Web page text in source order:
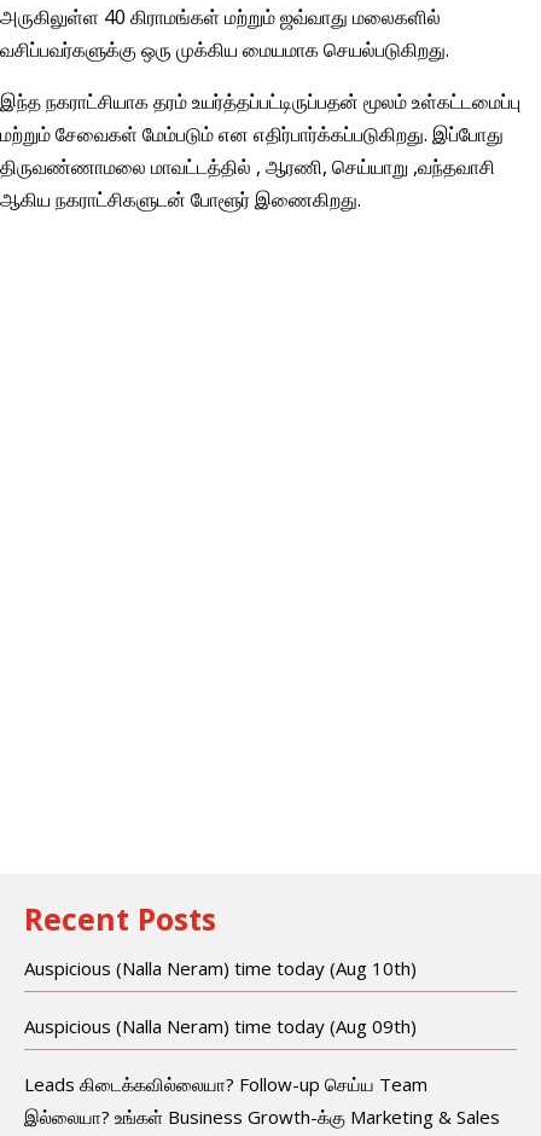
அருகிலுள்ள 40 கிராமங்கள் மற்றும் ஜவ்வாது மலைகளில்
வசிப்பவர்களுக்கு ஒரு முக்கிய மையமாக செயல்படுகிறது.
இந்த நகராட்சியாக தரம் உயர்த்தப்பட்டிருப்பதன் மூலம் உள்கட்டமைப்பு
மற்றும் சேவைகள் மேம்படும் என எதிர்பார்க்கப்படுகிறது. இப்போது
திருவண்ணாமலை மாவட்டத்தில் , ஆரணி, செய்யாறு ,வந்தவாசி
ஆகிய நகராட்சிகளுடன் போளூர் இணைகிறது.
Recent Posts
Auspicious (Nalla Neram) time today (Aug 10th)
Auspicious (Nalla Neram) time today (Aug 09th)
Leads கிடைக்கவில்லையா? Follow-up செய்ய Team
இல்லையா? உங்கள் Business Growth-க்கு Marketing & Sales